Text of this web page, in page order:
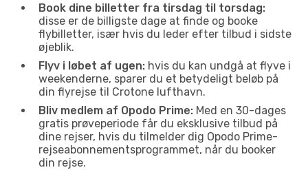
Book dine billetter fra tirsdag til torsdag:
disse er de billigste dage at finde og booke
flybilletter, især hvis du leder efter tilbud i sidste
øjeblik.
Flyv i løbet af ugen: hvis du kan undgå at flyve i
weekenderne, sparer du et betydeligt beløb på
din flyrejse til Crotone lufthavn.
Bliv medlem af Opodo Prime: Med en 30-dages
gratis prøveperiode får du eksklusive tilbud på
dine rejser, hvis du tilmelder dig Opodo Prime-
rejseabonnementsprogrammet, når du booker
din rejse.